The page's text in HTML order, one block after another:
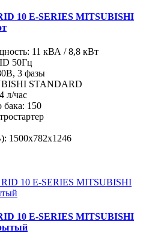
10 E-SERIES MITSUBISHI
11 кВА / 8,8 кВт
50Гц
3 фазы
STANDARD
л/час
бака: 150
1500x782x1246
10 E-SERIES MITSUBISHI